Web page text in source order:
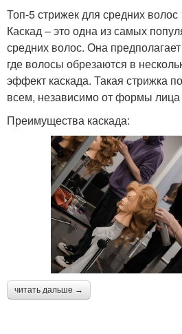
Топ-5 стрижек для средних волос
Каскад – это одна из самых
средних волос. Она
где волосы обрезаются в
эффект каскада. Такая стрижка
всем, независимо от формы лица
Преимущества каскада:
читать дальше →